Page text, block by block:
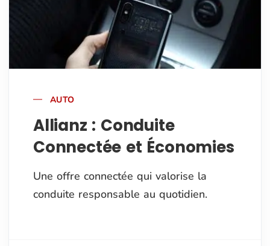
AUTO
Allianz : Conduite
Connectée et Économies
Une offre connectée qui valorise la
conduite responsable au quotidien.